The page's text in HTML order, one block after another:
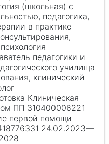
(школьная) с
педагогика,
в практике
педагогики и
училища
клинический
Клиническая
ПП 310400006221
первой помощи
24.02.2023—